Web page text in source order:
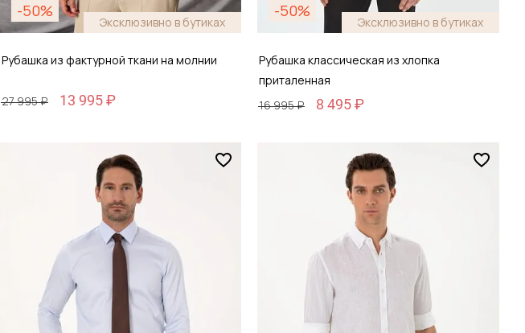
-50%
Эксклюзивно в бутиках
Рубашка из фактурной ткани на молнии
27 995 ₽ 13 995 ₽
Добавить в корзину
-50%
Эксклюзивно в бутиках
Рубашка классическая из хлопка
приталенная
16 995 ₽
8 495 ₽
Добавить в корзину